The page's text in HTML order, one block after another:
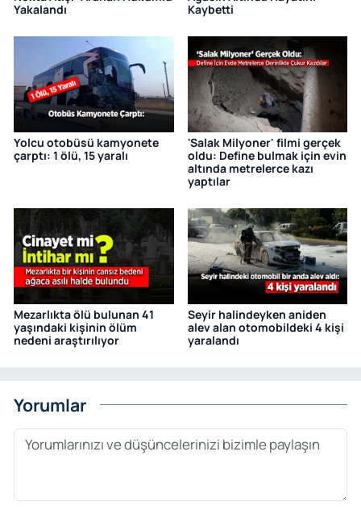
Yakalandı
Kaybetti
Yolcu otobüsü kamyonete
çarptı: 1 ölü, 15 yaralı
'Salak Milyoner' filmi gerçek
oldu: Define bulmak için evin
altında metrelerce kazı
yaptılar
Mezarlıkta ölü bulunan 41
yaşındaki kişinin ölüm
nedeni araştırılıyor
Seyir halindeyken aniden
alev alan otomobildeki 4 kişi
yaralandı
Yorumlar